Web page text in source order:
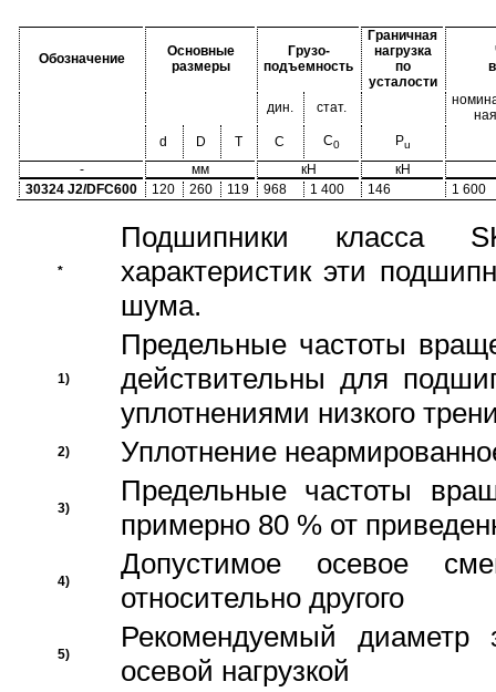
Обозначение
Основные
размеры
Грузо-
подъемность
Граничная
нагрузка
по
усталости
дин. стат.
ная
d
D T C C0 Pu
- мм кН
кН
30324 J2/DFC600
120 260 119 968 1 400 146 1 600
*
Подшипники класса
характеристик эти
шума.
1)
Предельные частоты
действительны для
уплотнениями низкого
2) Уплотнение
3)
Предельные частоты
примерно 80 % от
4)
Допустимое осевое
относительно другого
5)
Рекомендуемый диаметр
осевой нагрузкой